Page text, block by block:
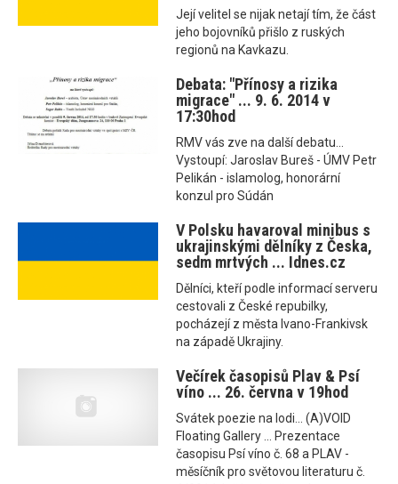
Její velitel se nijak netají tím, že část
jeho bojovníků přišlo z ruských
regionů na Kavkazu.
Debata: "Přínosy a rizika
migrace" ... 9. 6. 2014 v
17:30hod
RMV vás zve na další debatu...
Vystoupí: Jaroslav Bureš - ÚMV Petr
Pelikán - islamolog, honorární
konzul pro Súdán
V Polsku havaroval minibus s
ukrajinskými dělníky z Česka,
sedm mrtvých ... Idnes.cz
Dělníci, kteří podle informací serveru
cestovali z České repubilky,
pocházejí z města Ivano-Frankivsk
na západě Ukrajiny.
Večírek časopisů Plav & Psí
víno ... 26. června v 19hod
Svátek poezie na lodi... (A)VOID
Floating Gallery ... Prezentace
časopisu Psí víno č. 68 a PLAV -
měsíčník pro světovou literaturu č.